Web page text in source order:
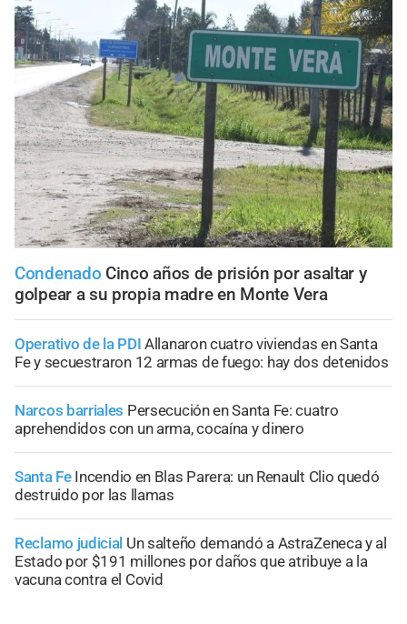
Condenado Cinco años de prisión por asaltar y
golpear a su propia madre en Monte Vera
Operativo de la PDI Allanaron cuatro viviendas en Santa
Fe y secuestraron 12 armas de fuego: hay dos detenidos
Narcos barriales Persecución en Santa Fe: cuatro
aprehendidos con un arma, cocaína y dinero
Santa Fe Incendio en Blas Parera: un Renault Clio quedó
destruido por las llamas
Reclamo judicial Un salteño demandó a AstraZeneca y al
Estado por $191 millones por daños que atribuye a la
vacuna contra el Covid